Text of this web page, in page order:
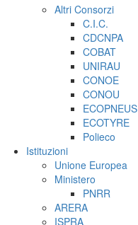
Altri Consorzi
C.I.C.
CDCNPA
COBAT
UNIRAU
CONOE
CONOU
ECOPNEUS
ECOTYRE
Polieco
Istituzioni
Unione Europea
Ministero
PNRR
ARERA
ISPRA